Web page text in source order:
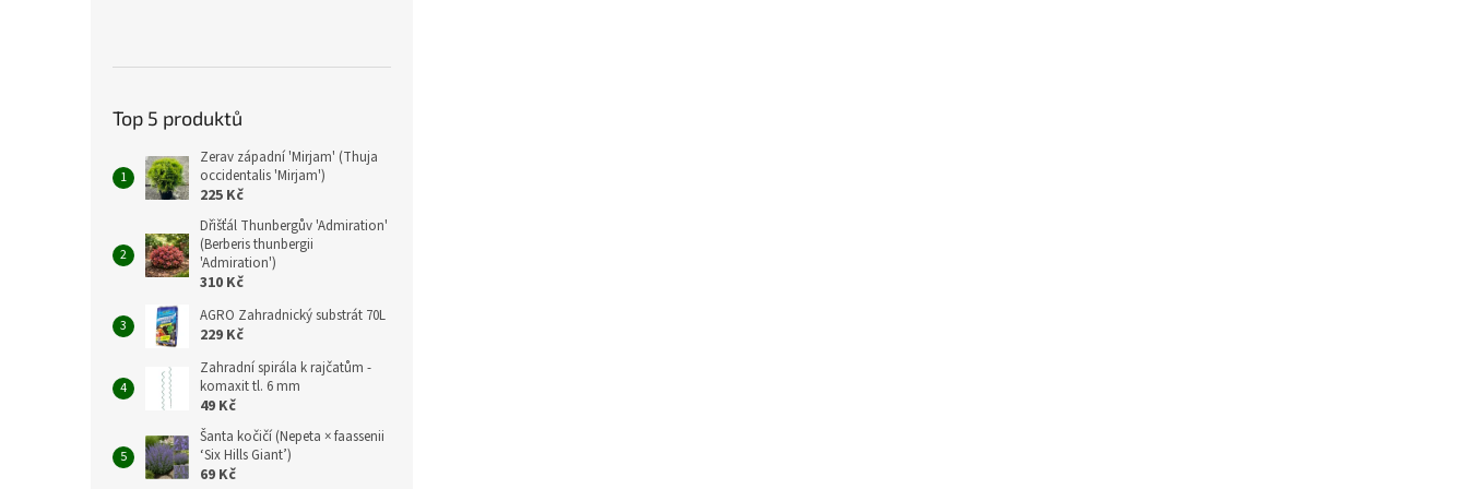
Top 5 produktů
Zerav západní 'Mirjam' (Thuja
occidentalis 'Mirjam')
225 Kč
Dřišťál Thunbergův 'Admiration'
(Berberis thunbergii
'Admiration')
310 Kč
AGRO Zahradnický substrát 70L
229 Kč
Zahradní spirála k rajčatům -
komaxit tl. 6 mm
49 Kč
Šanta kočičí (Nepeta × faassenii
‘Six Hills Giant’)
69 Kč